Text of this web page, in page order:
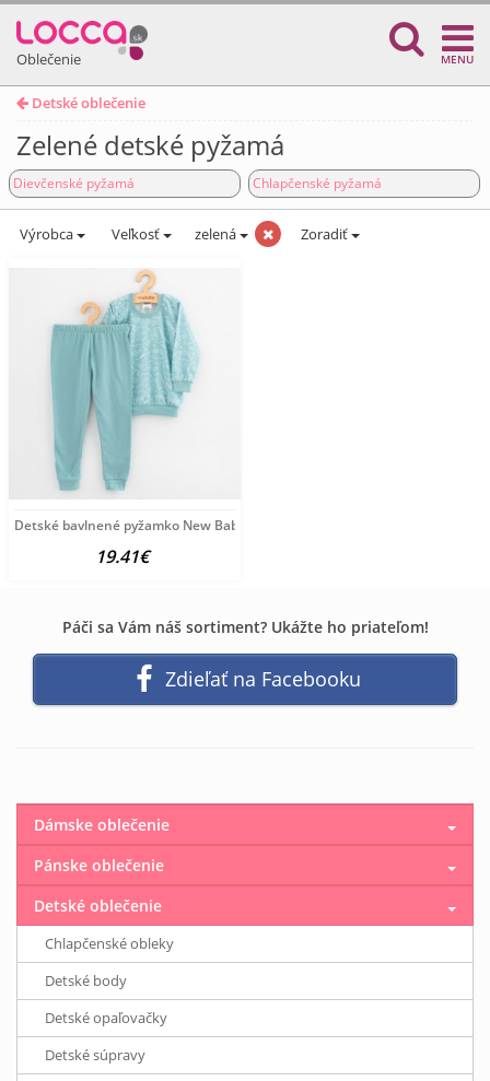
Oblečenie MENU
Detské oblečenie
Zelené detské pyžamá
Dievčenské pyžamá Chlapčenské pyžamá
Výrobca Veľkosť zelená Zoradiť
Detské bavlnené pyžamko New Baby iceberg dino zelená
19.41€
Páči sa Vám náš sortiment? Ukážte ho priateľom!
Zdieľať na Facebooku
Dámske oblečenie
Pánske oblečenie
Detské oblečenie
Chlapčenské obleky
Detské body
Detské opaľovačky
Detské súpravy